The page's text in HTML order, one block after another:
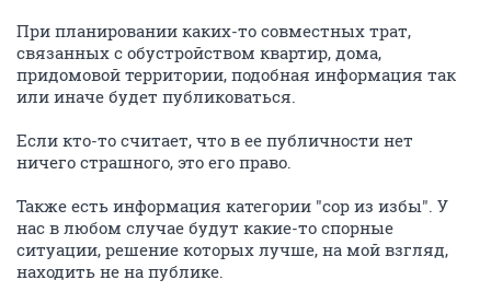
При планировании каких-то совместных трат,
связанных с обустройством квартир, дома,
придомовой территории, подобная информация так
или иначе будет публиковаться.
Если кто-то считает, что в ее публичности нет
ничего страшного, это его право.
Также есть информация категории "сор из избы". У
нас в любом случае будут какие-то спорные
ситуации, решение которых лучше, на мой взгляд,
находить не на публике.